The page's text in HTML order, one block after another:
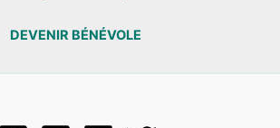
DEVENIR BÉNÉVOLE